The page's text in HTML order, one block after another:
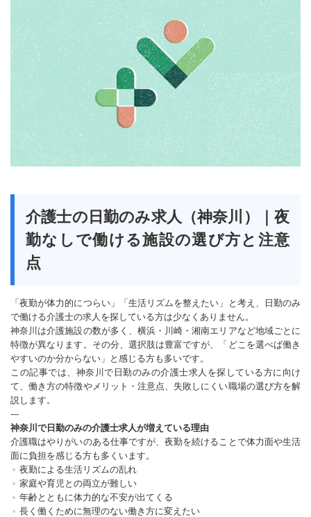
介護士の日勤のみ求人（神奈川）｜夜
勤なしで働ける施設の選び方と注意
点
「夜勤が体力的につらい」「生活リズムを整えたい」と考え、日勤のみ
で働ける介護士の求人を探している方は少なくありません。
神奈川は介護施設の数が多く、横浜・川崎・湘南エリアなど地域ごとに
特徴が異なります。その分、選択肢は豊富ですが、「どこを選べば働き
やすいのか分からない」と感じる方も多いです。
この記事では、神奈川で日勤のみの介護士求人を探している方に向け
て、働き方の特徴やメリット・注意点、失敗しにくい職場の選び方を解
説します。
---
神奈川で日勤のみの介護士求人が増えている理由
介護職はやりがいのある仕事ですが、夜勤を続けることで体力面や生活
面に負担を感じる方も多くいます。
夜勤による生活リズムの乱れ
家庭や育児との両立が難しい
年齢とともに体力的な不安が出てくる
長く働くために無理のない働き方に変えたい